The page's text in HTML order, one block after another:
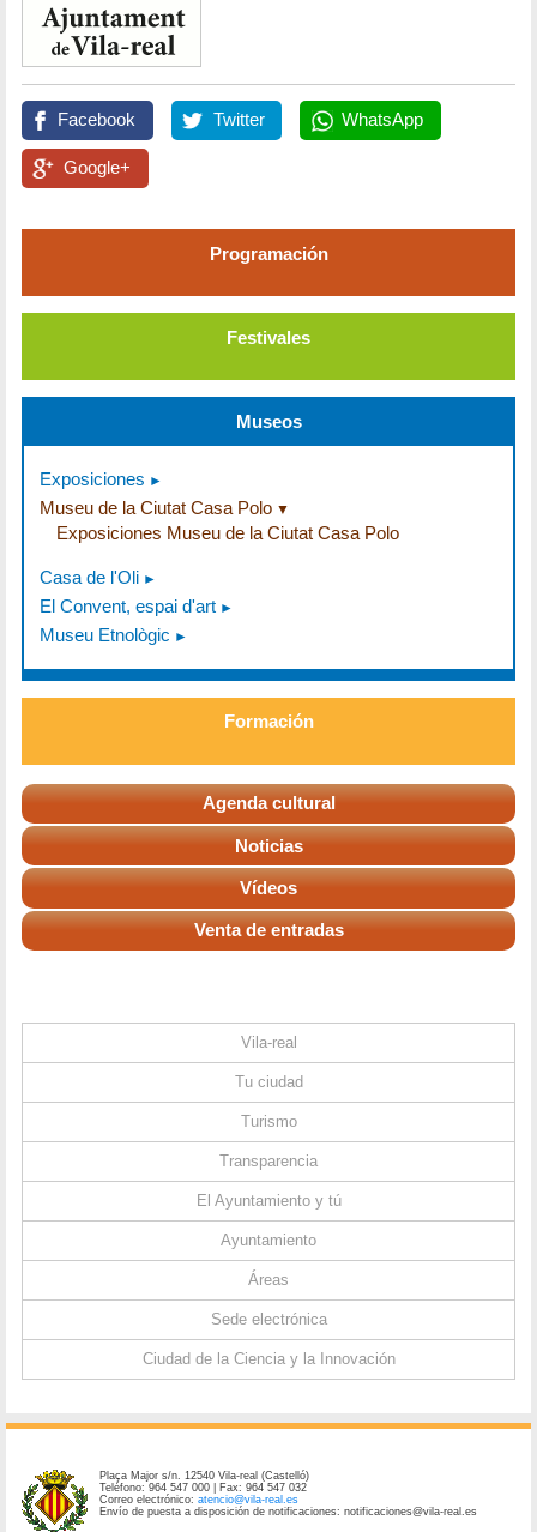
Facebook Twitter WhatsApp
Google+
Programación
Festivales
Museos
Exposiciones
Museu de la Ciutat Casa Polo
Exposiciones Museu de la Ciutat Casa Polo
Casa de l'Oli
El Convent, espai d'art
Museu Etnològic
Formación
Agenda cultural
Noticias
Vídeos
Venta de entradas
Vila-real
Tu ciudad
Turismo
Transparencia
El Ayuntamiento y tú
Ayuntamiento
Áreas
Sede electrónica
Ciudad de la Ciencia y la Innovación
Plaça Major s/n. 12540 Vila-real (Castelló)
Teléfono: 964 547 000 | Fax: 964 547 032
Correo electrónico:atencio@vila-real.es
Envío de puesta a disposición de notificaciones: notificaciones@vila-real.es